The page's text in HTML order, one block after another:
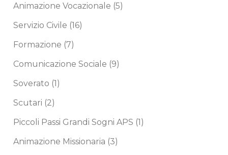
Animazione Vocazionale (5)
Servizio Civile (16)
Formazione (7)
Comunicazione Sociale (9)
Soverato (1)
Scutari (2)
Piccoli Passi Grandi Sogni APS (1)
Animazione Missionaria (3)